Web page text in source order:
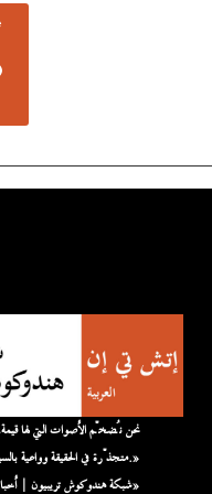
متجذّرة في الحقيقة وواعية بالسياق. هذه هي الصحافة من الهوامش.»
«شبكة هندوكوش تريبيون | أخبار من الهامش، قصص من المنبع»